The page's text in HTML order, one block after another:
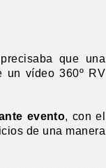
precisaba que una
un vídeo 360º RV
evento, con el
de una manera